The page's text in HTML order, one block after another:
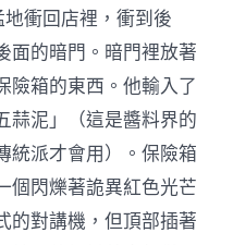
衝回店裡，衝到後
面的暗門。暗門裡放著
險箱的東西。他輸入了
蒜泥」（這是醬料界的
統派才會用）。保險箱
個閃爍著詭異紅色光芒
的對講機，但頂部插著